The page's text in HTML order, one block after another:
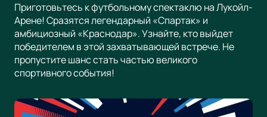
Приготовьтесь к футбольному спектаклю на Лукойл-
Арене! Сразятся легендарный «Спартак» и
амбициозный «Краснодар». Узнайте, кто выйдет
победителем в этой захватывающей встрече. Не
пропустите шанс стать частью великого
спортивного события!